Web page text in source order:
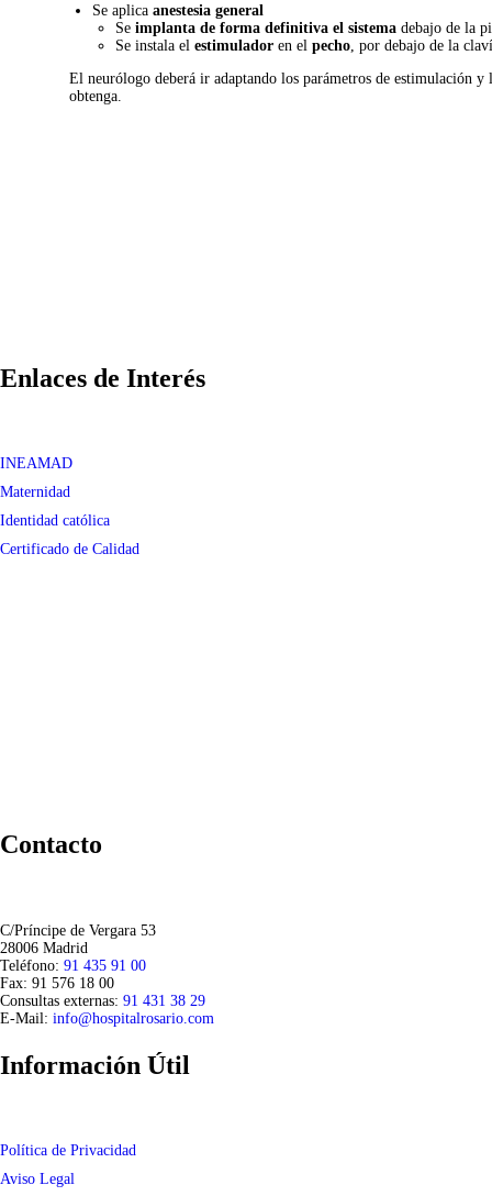
Se aplicaanestesia general
Seimplanta de forma definitiva el sistema debajo de la
Se instala elestimulador en elpecho , por debajo de la
El neurólogo deberá ir adaptando los parámetros de estimulación
obtenga.
Enlaces de Interés
INEAMAD
Maternidad
Identidad católica
Certificado de Calidad
Contacto
C/Príncipe de Vergara 53
28006 Madrid
Teléfono: 91 435 91 00
Fax: 91 576 18 00
Consultas externas: 91 431 38 29
E-Mail: info@hospitalrosario.com
Información Útil
Política de Privacidad
Aviso Legal